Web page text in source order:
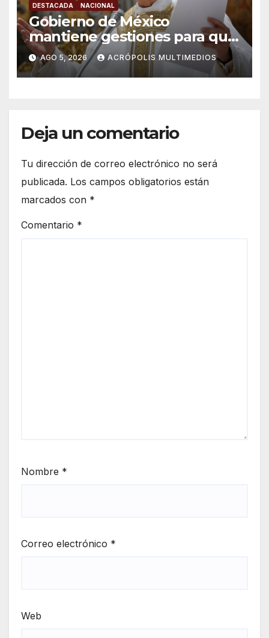
DESTACADA NACIONAL
Gobierno de México
mantiene gestiones para que
el Papa León XIV visite el país
AGO 5, 2026 ACRÓPOLIS MULTIMEDIOS
Deja un comentario
Tu dirección de correo electrónico no será
publicada. Los campos obligatorios están
marcados con *
Comentario *
Nombre *
Correo electrónico *
Web